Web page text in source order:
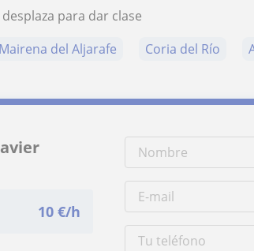
para dar clase
Mairena del Aljarafe Coria del Río
10 €/h